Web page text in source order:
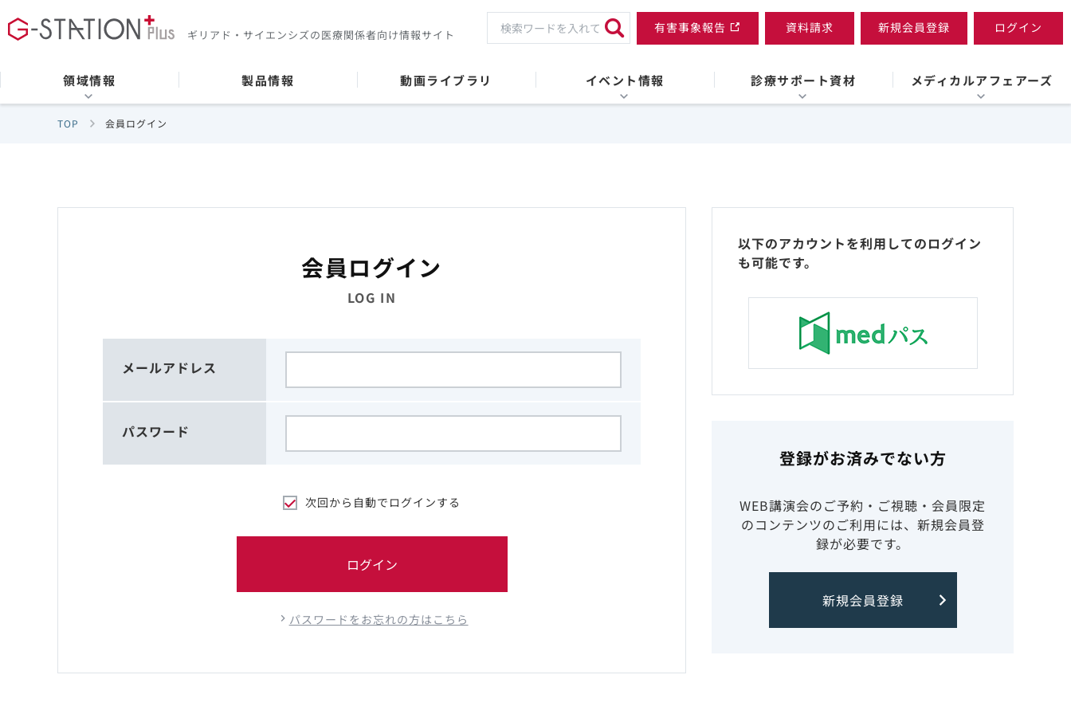
ギリアド・サイエンシズの医療関係者向け情報サイト 有害事象報告 資料請求 新規会員登録 ログイン
領域情報 製品情報 動画ライブラリ イベント情報 診療サポート資材 メディカルアフェアーズ
TOP 会員ログイン
会員ログイン
LOG IN
メールアドレス
パスワード
次回から自動でログインする
ログイン
パスワードをお忘れの方はこちら
以下のアカウントを利用してのログイン
も可能です。
登録がお済みでない方
WEB講演会のご予約・ご視聴・会員限定
のコンテンツのご利用には、新規会員登
録が必要です。
新規会員登録